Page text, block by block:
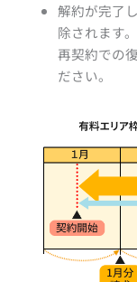
解約が完了
除されます。
再契約での
ださい。